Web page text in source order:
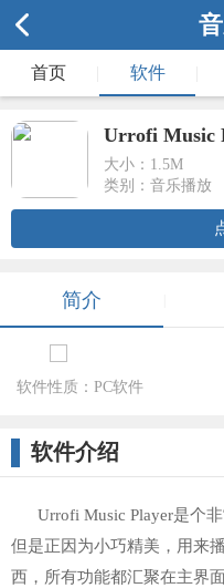
首页 软件
Urrofi Music
大小： 1.5M
类别：音乐播放
简介
软件性质：PC软件
软件介绍
Urrofi Music Player是个
但是正因为小巧精美，用来
西，所有功能都汇聚在主界